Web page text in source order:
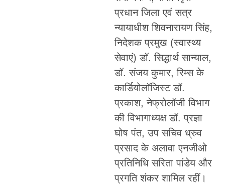
प्रधान जिला एवं सत्र
न्यायाधीश शिवनारायण सिंह,
निदेशक प्रमुख (स्वास्थ्य
सेवाएं) डॉ. सिद्धार्थ सान्याल,
डॉ. संजय कुमार, रिम्स के
कार्डियोलॉजिस्ट डॉ.
प्रकाश, नेफ्रोलॉजी विभाग
की विभागाध्यक्ष डॉ. प्रज्ञा
घोष पंत, उप सचिव ध्रुव
प्रसाद के अलावा एनजीओ
प्रतिनिधि सरिता पांडेय और
प्रगति शंकर शामिल रहीं।